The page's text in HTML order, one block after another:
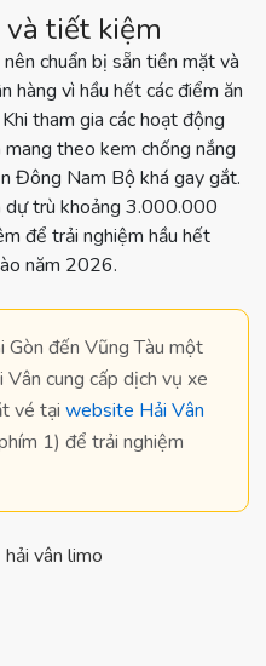
tiết kiệm
chuẩn bị sẵn tiền mặt và
hàng vì hầu hết các điểm ăn
tham gia các hoạt động
theo kem chống nắng
Đông Nam Bộ khá gay gắt.
dự trù khoảng 3.000.000
để trải nghiệm hầu hết
năm 2026.
Gòn đến Vũng Tàu một
Vân cung cấp dịch vụ xe
vé tại website Hải Vân
1) để trải nghiệm
hải vân limo